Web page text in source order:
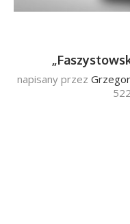
napisany przez